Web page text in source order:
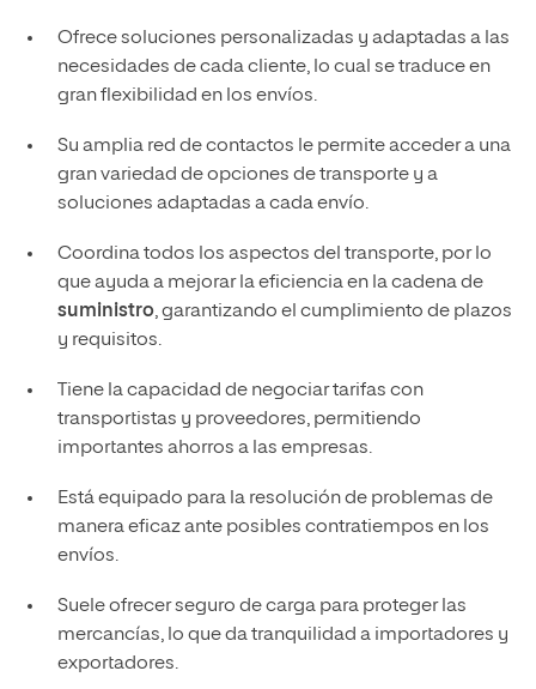
Ofrece soluciones personalizadas y adaptadas a las
necesidades de cada cliente, lo cual se traduce en
gran flexibilidad en los envíos.
Su amplia red de contactos le permite acceder a una
gran variedad de opciones de transporte y a
soluciones adaptadas a cada envío.
Coordina todos los aspectos del transporte, por lo
que ayuda a mejorar la eficiencia en la cadena de
suministro, garantizando el cumplimiento de plazos
y requisitos.
Tiene la capacidad de negociar tarifas con
transportistas y proveedores, permitiendo
importantes ahorros a las empresas.
Está equipado para la resolución de problemas de
manera eficaz ante posibles contratiempos en los
envíos.
Suele ofrecer seguro de carga para proteger las
mercancías, lo que da tranquilidad a importadores y
exportadores.